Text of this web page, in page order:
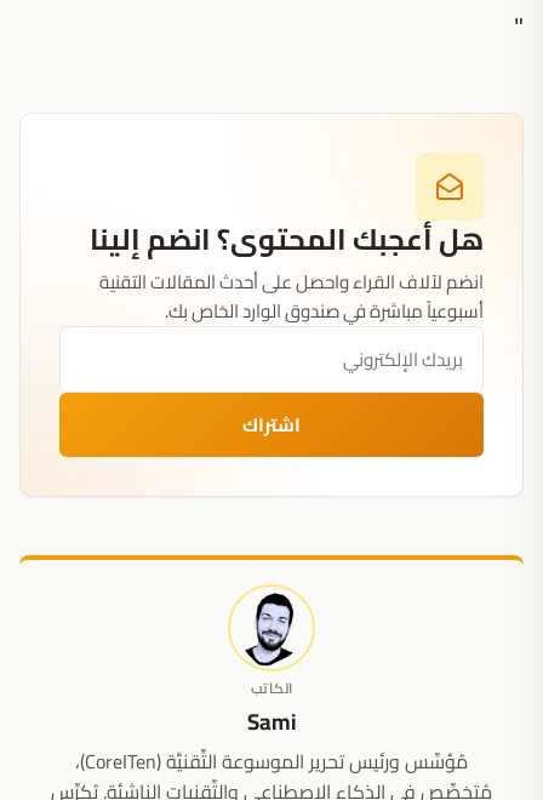
"
هل أعجبك المحتوى؟ انضم إلينا
انضم لآلاف القراء واحصل على أحدث المقالات التقنية
أسبوعياً مباشرة في صندوق الوارد الخاص بك.
اشتراك
الكاتب
Sami
مُؤسِّس ورئيس تحرير الموسوعة التِّقنيَّة (CoreITen)،
مُتخصِّص في الذكاء الاصطناعي والتِّقنيات الناشئة. يُكرِّس